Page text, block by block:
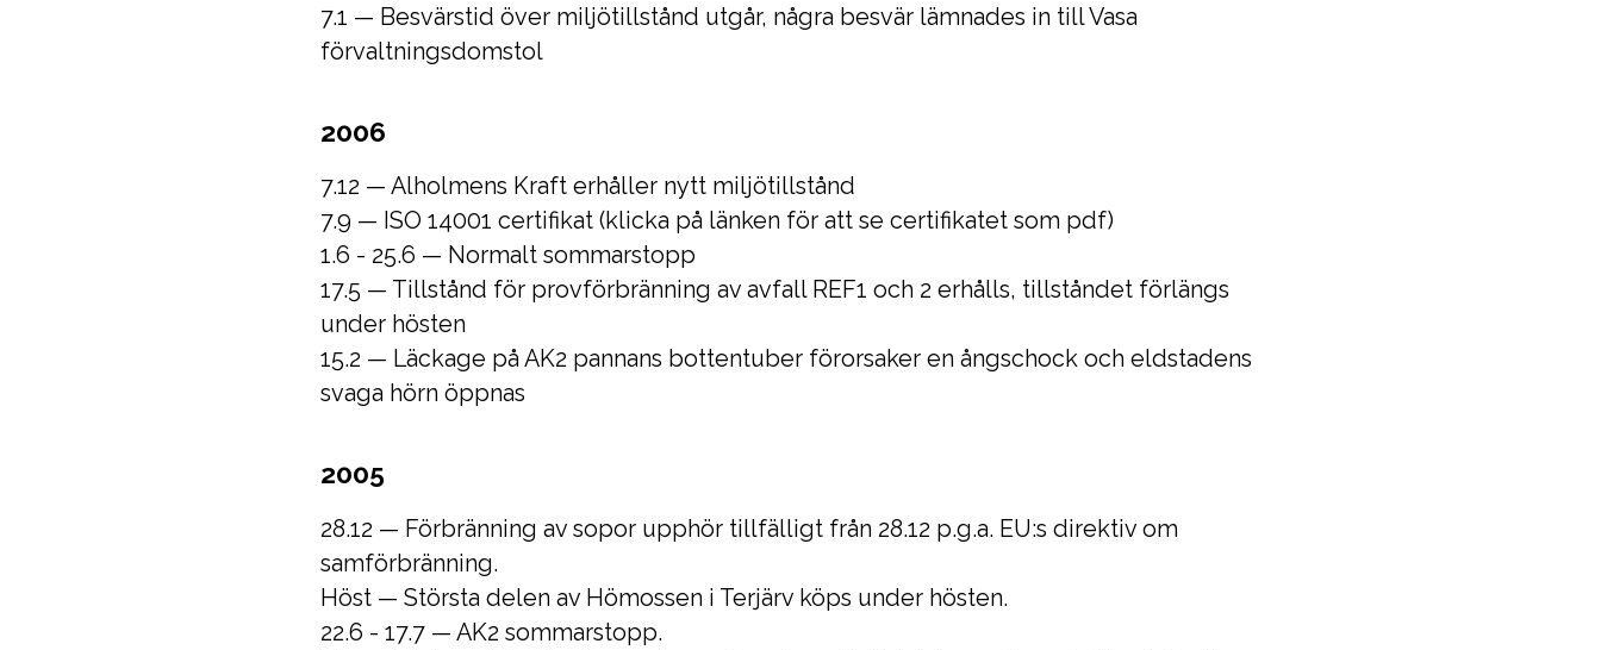
7.1 — Besvärstid över miljötillstånd utgår, några besvär lämnades in till Vasa
förvaltningsdomstol
2006
7.12 — Alholmens Kraft erhåller nytt miljötillstånd
7.9 — ISO 14001 certifikat (klicka på länken för att se certifikatet som pdf)
1.6 - 25.6 — Normalt sommarstopp
17.5 — Tillstånd för provförbränning av avfall REF1 och 2 erhålls, tillståndet förlängs
under hösten
15.2 — Läckage på AK2 pannans bottentuber förorsaker en ångschock och eldstadens
svaga hörn öppnas
2005
28.12 — Förbränning av sopor upphör tillfälligt från 28.12 p.g.a. EU:s direktiv om
samförbränning.
Höst — Största delen av Hömossen i Terjärv köps under hösten.
22.6 - 17.7 — AK2 sommarstopp.